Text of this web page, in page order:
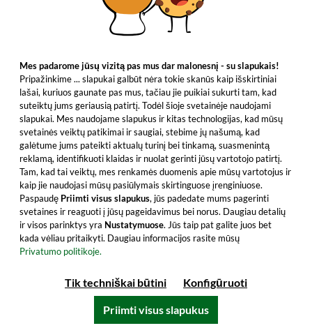
Visi produkto bruožai
Plantation Barbados 5 Year Old Old
Traditional Rum Ex-Ferrand Casks
Atraskite išskirtinę Plantation 5 metų romo
dabar!
Mes padarome jūsų vizitą pas mus dar malonesnį - su slapukais!
Pripažinkime ... slapukai galbūt nėra tokie skanūs kaip išskirtiniai
lašai, kuriuos gaunate pas mus, tačiau jie puikiai sukurti tam, kad
suteiktų jums geriausią patirtį. Todėl šioje svetainėje naudojami
slapukai. Mes naudojame slapukus ir kitas technologijas, kad mūsų
svetainės veiktų patikimai ir saugiai, stebime jų našumą, kad
galėtume jums pateikti aktualų turinį bei tinkamą, suasmenintą
reklamą, identifikuoti klaidas ir nuolat gerinti jūsų vartotojo patirtį.
Tam, kad tai veiktų, mes renkamės duomenis apie mūsų vartotojus ir
kaip jie naudojasi mūsų pasiūlymais skirtinguose įrenginiuose.
Paspaudę Priimti visus slapukus, jūs padedate mums pagerinti
svetaines ir reaguoti į jūsų pageidavimus bei norus. Daugiau detalių
ir visos parinktys yra Nustatymuose. Jūs taip pat galite juos bet
kada vėliau pritaikyti. Daugiau informacijos rasite mūsų
Privatumo politikoje.
Tik techniškai būtini Konfigūruoti
Priimti visus slapukus